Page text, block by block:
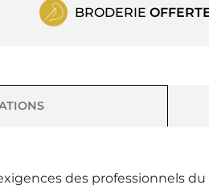
BRODERIE
des professionnels